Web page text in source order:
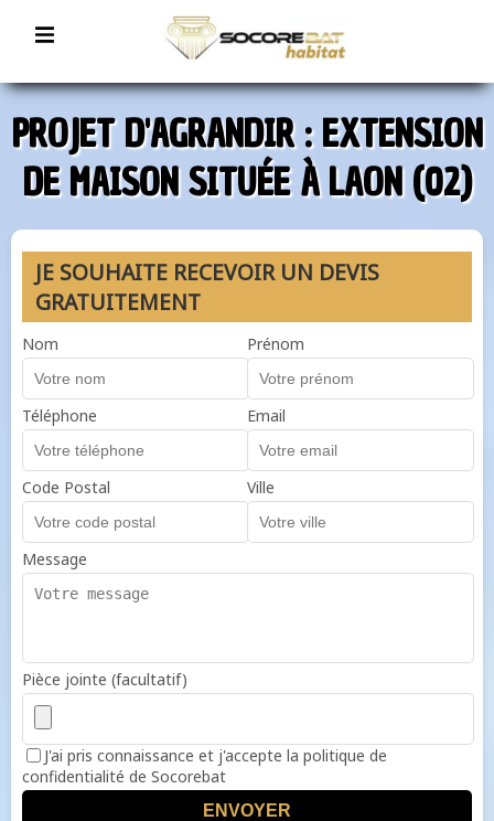
PROJET D'AGRANDIR : EXTENSION
DE MAISON SITUÉE À LAON (02)
JE SOUHAITE RECEVOIR UN DEVIS
GRATUITEMENT
Nom Prénom
Téléphone Email
Code Postal Ville
Message
Pièce jointe (facultatif)
J'ai pris connaissance et j'accepte la politique de
confidentialité de Socorebat
ENVOYER